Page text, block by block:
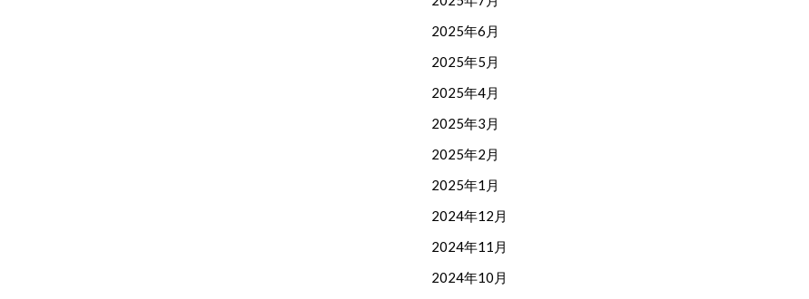
2025年6月
2025年5月
2025年4月
2025年3月
2025年2月
2025年1月
2024年12月
2024年11月
2024年10月